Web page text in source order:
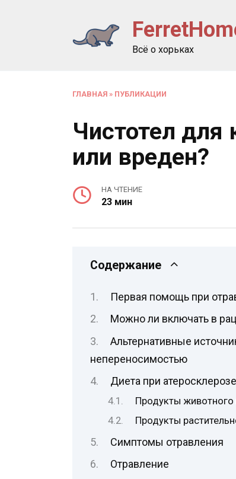
Всё о хорьках
ГЛАВНАЯ » ПУБЛИКАЦИИ
Чистотел для
или вреден?
НА ЧТЕНИЕ
23 мин
Содержание
Первая помощь при
Можно ли включать в
Альтернативные
непереносимостью
Диета при
Продукты
Продукты
Симптомы отравления
Отравление